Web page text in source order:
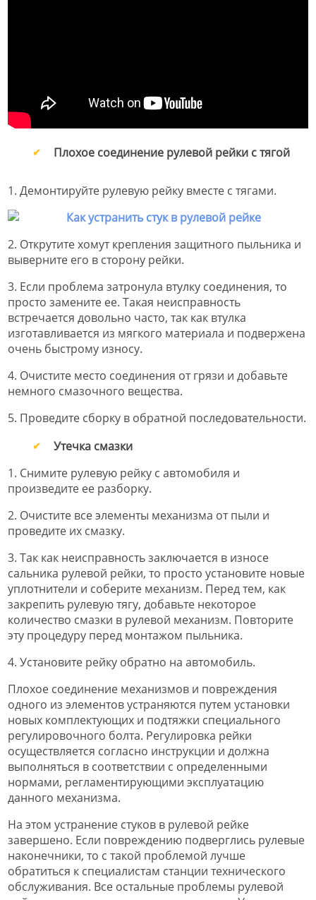
Плохое соединение рулевой рейки с тягой
1. Демонтируйте рулевую рейку вместе с тягами.
2. Открутите хомут крепления защитного пыльника и
выверните его в сторону рейки.
3. Если проблема затронула втулку соединения, то
просто замените ее. Такая неисправность
встречается довольно часто, так как втулка
изготавливается из мягкого материала и подвержена
очень быстрому износу.
4. Очистите место соединения от грязи и добавьте
немного смазочного вещества.
5. Проведите сборку в обратной последовательности.
Утечка смазки
1. Снимите рулевую рейку с автомобиля и
произведите ее разборку.
2. Очистите все элементы механизма от пыли и
проведите их смазку.
3. Так как неисправность заключается в износе
сальника рулевой рейки, то просто установите новые
уплотнители и соберите механизм. Перед тем, как
закрепить рулевую тягу, добавьте некоторое
количество смазки в рулевой механизм. Повторите
эту процедуру перед монтажом пыльника.
4. Установите рейку обратно на автомобиль.
Плохое соединение механизмов и повреждения
одного из элементов устраняются путем установки
новых комплектующих и подтяжки специального
регулировочного болта. Регулировка рейки
осуществляется согласно инструкции и должна
выполняться в соответствии с определенными
нормами, регламентирующими эксплуатацию
данного механизма.
На этом устранение стуков в рулевой рейке
завершено. Если повреждению подверглись рулевые
наконечники, то с такой проблемой лучше
обратиться к специалистам станции технического
обслуживания. Все остальные проблемы рулевой